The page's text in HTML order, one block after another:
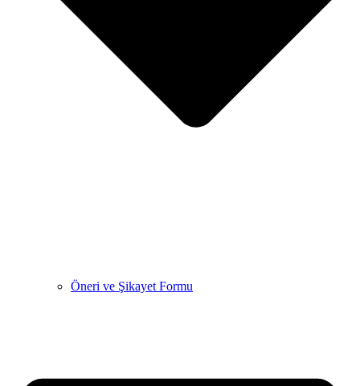
Öneri ve Şikayet Formu